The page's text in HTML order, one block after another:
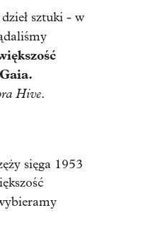
sztuki - w
Hive.
sięga 1953